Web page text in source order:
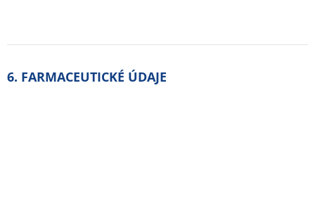
vitaminem B12, hydantoináty a barbituráty.